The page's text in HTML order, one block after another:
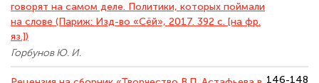
говорят на самом деле. Политики, которых поймали
на слове (Париж: Изд-во «Сёй», 2017. 392 с. [на фр.
яз.])
Горбунов Ю. И.
146-148